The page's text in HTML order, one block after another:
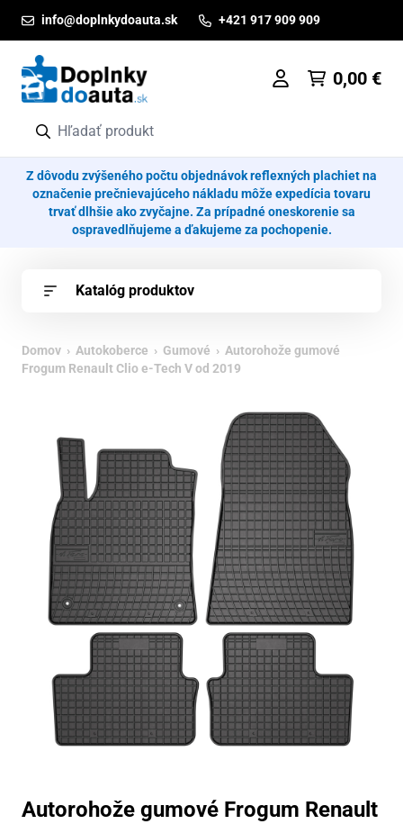
info@doplnkydoauta.sk +421 917 909 909
0,00 €
Z dôvodu zvýšeného počtu objednávok reflexných plachiet na
označenie prečnievajúceho nákladu môže expedícia tovaru
trvať dlhšie ako zvyčajne. Za prípadné oneskorenie sa
ospravedlňujeme a ďakujeme za pochopenie.
Katalóg produktov
Domov › Autokoberce › Gumové › Autorohože gumové
Frogum Renault Clio e-Tech V od 2019
Autorohože gumové Frogum Renault